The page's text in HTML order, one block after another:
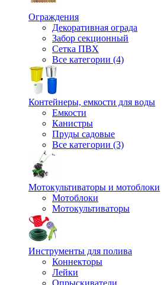
Ограждения
Декоративная ограда
Забор секционный
Сетка ПВХ
Все категории (4)
Контейнеры, емкости для воды
Емкости
Канистры
Пруды садовые
Все категории (3)
Мотокультиваторы и мотоблоки
Мотоблоки
Мотокультиваторы
Инструменты для полива
Коннекторы
Лейки
Опрыскиватели